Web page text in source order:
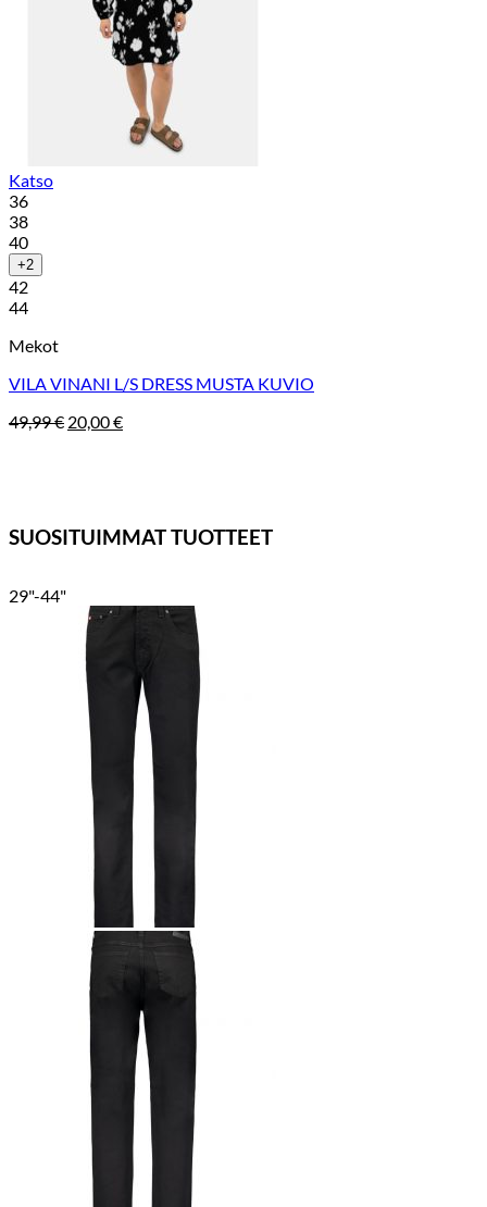
Katso
36
38
40
+2
42
44
Mekot
VILA VINANI L/S DRESS MUSTA KUVIO
49,99€ Alkuperäinen
20,00€Nykyinen
SUOSITUIMMAT TUOTTEET
29"-44"